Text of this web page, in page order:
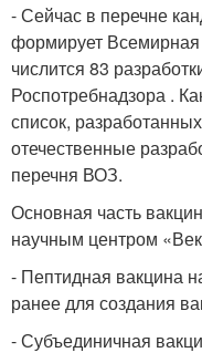
- Сейчас в перечне
формирует Всемирная
числится 83
Роспотребнадзора .
список,
отечественные
перечня ВОЗ.
Основная часть
научным центром
- Пептидная вакцина
ранее для создания
- Субъединичная